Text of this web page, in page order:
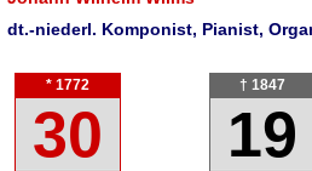
dt.-niederl. Komponist, Pianist,
* 1772
30
† 1847
19